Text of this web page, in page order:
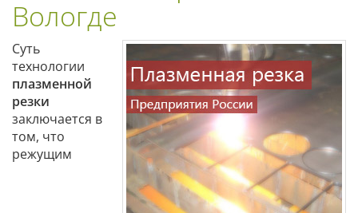
Вологде
Суть
технологии
плазменной
резки
заключается в
том, что
режущим